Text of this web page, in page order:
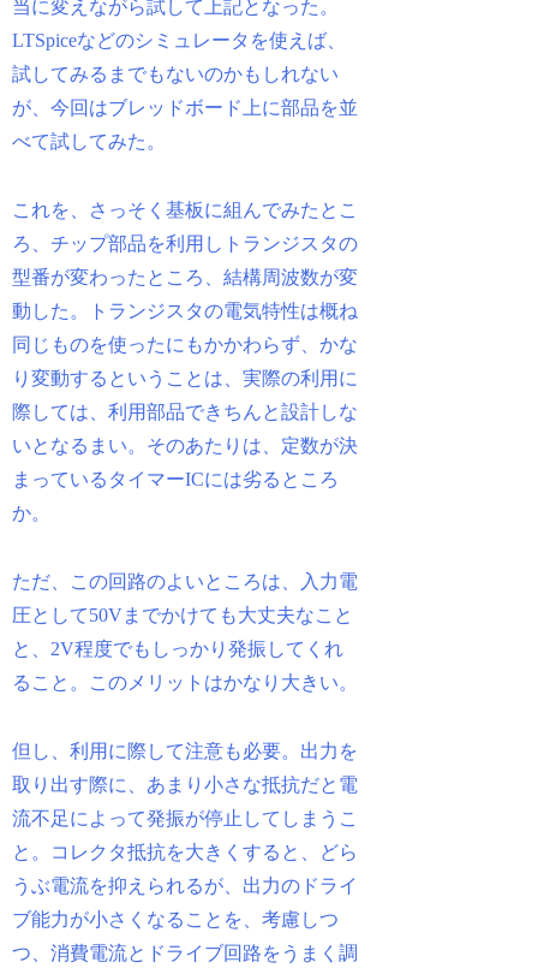
当に変えながら試して上記となった。
LTSpiceなどのシミュレータを使えば、
試してみるまでもないのかもしれない
が、今回はブレッドボード上に部品を並
べて試してみた。
これを、さっそく基板に組んでみたとこ
ろ、チップ部品を利用しトランジスタの
型番が変わったところ、結構周波数が変
動した。トランジスタの電気特性は概ね
同じものを使ったにもかかわらず、かな
り変動するということは、実際の利用に
際しては、利用部品できちんと設計しな
いとなるまい。そのあたりは、定数が決
まっているタイマーICには劣るところ
か。
ただ、この回路のよいところは、入力電
圧として50Vまでかけても大丈夫なこと
と、2V程度でもしっかり発振してくれ
ること。このメリットはかなり大きい。
但し、利用に際して注意も必要。出力を
取り出す際に、あまり小さな抵抗だと電
流不足によって発振が停止してしまうこ
と。コレクタ抵抗を大きくすると、どら
うぶ電流を抑えられるが、出力のドライ
ブ能力が小さくなることを、考慮しつ
つ、消費電流とドライブ回路をうまく調